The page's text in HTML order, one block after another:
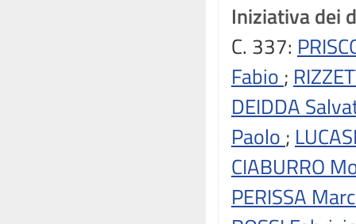
Iniziativa dei
C. 337:
Fabio ;
DEIDDA
Paolo ;
CIABURRO
PERISSA